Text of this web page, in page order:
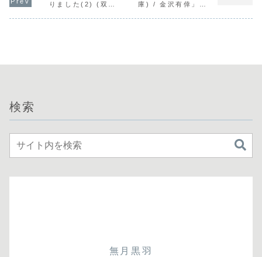
りました(2) (双葉
庫) / 金沢有倖」の
検索
無月黒羽